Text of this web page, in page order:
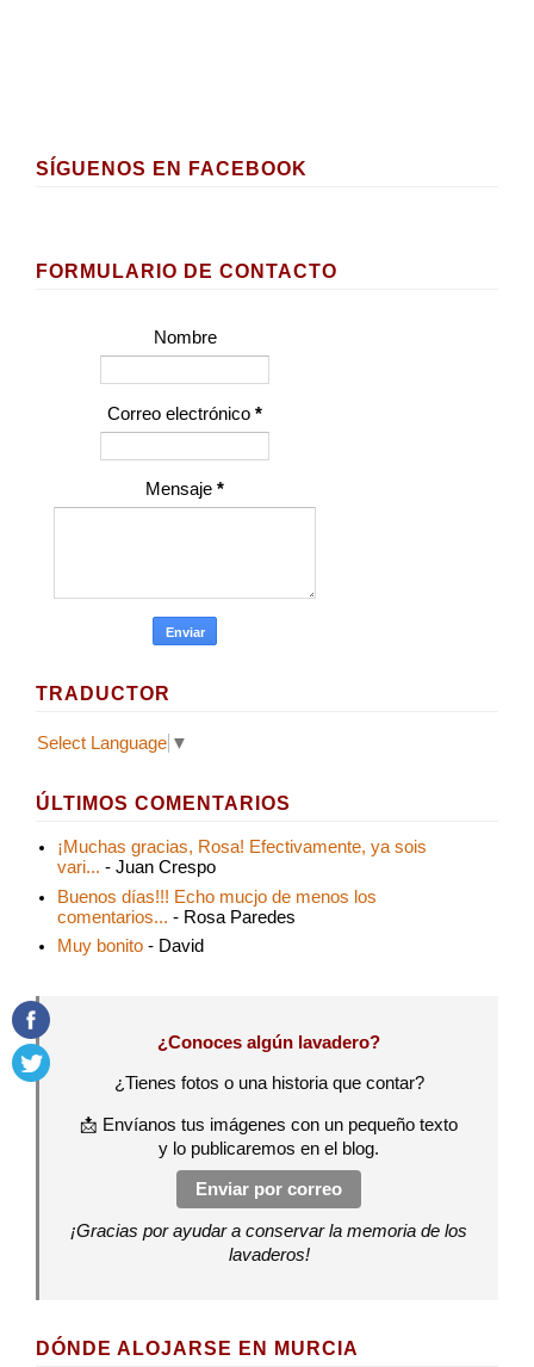
SÍGUENOS EN FACEBOOK
FORMULARIO DE CONTACTO
Nombre
Correo electrónico *
Mensaje *
TRADUCTOR
Select Language ▼
ÚLTIMOS COMENTARIOS
¡Muchas gracias, Rosa! Efectivamente, ya sois
vari... - Juan Crespo
Buenos días!!! Echo mucjo de menos los
comentarios... - Rosa Paredes
Muy bonito - David
¿Conoces algún lavadero?
¿Tienes fotos o una historia que contar?
📩 Envíanos tus imágenes con un pequeño texto
y lo publicaremos en el blog.
Enviar por correo
¡Gracias por ayudar a conservar la memoria de los
lavaderos!
DÓNDE ALOJARSE EN MURCIA